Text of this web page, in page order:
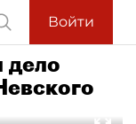
Войти
дело